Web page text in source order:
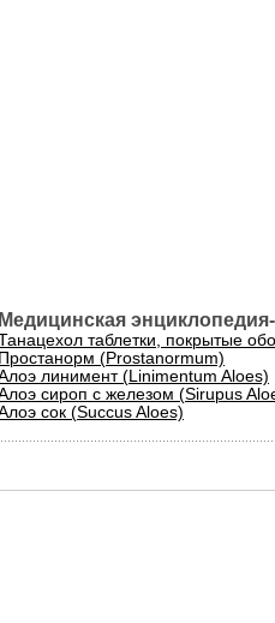
Медицинская
таблетки, покрытые
Простанорм (Prostanormum)
линимент (Linimentum Aloes)
сироп с железом (Sirupus
сок (Succus Aloes)